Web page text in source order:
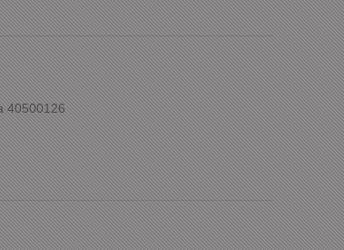
40500126